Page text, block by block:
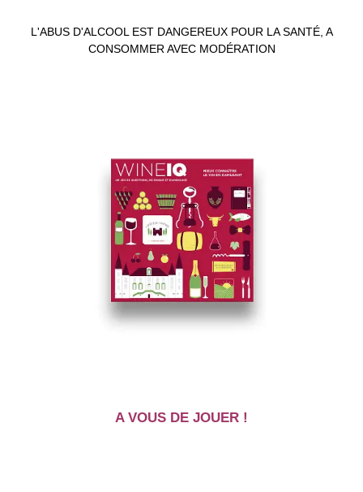
L'ABUS D'ALCOOL EST DANGEREUX POUR LA SANTÉ, A
CONSOMMER AVEC MODÉRATION
A VOUS DE JOUER !